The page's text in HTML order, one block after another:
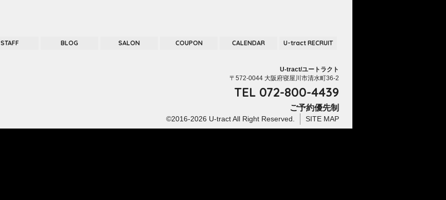
STAFF BLOG SALON COUPON CALENDAR
U-tract RECRUIT
U-tract/ユートラクト
〒572-0044 大阪府寝屋川市清水町36-2
TEL 072-800-4439
ご予約優先制
SITE MAP
©2016-2026 U-tractAll Right Reserved.